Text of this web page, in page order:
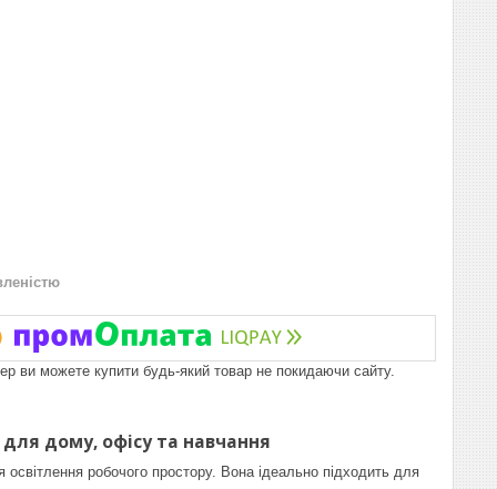
ви можете купити будь-який товар не покидаючи сайту.
дому, офісу та навчання
освітлення робочого простору. Вона ідеально підходить для